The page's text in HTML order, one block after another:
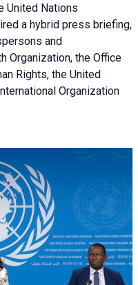
United Nations
a hybrid press briefing,
and
Organization, the Office
Rights, the United
Organization